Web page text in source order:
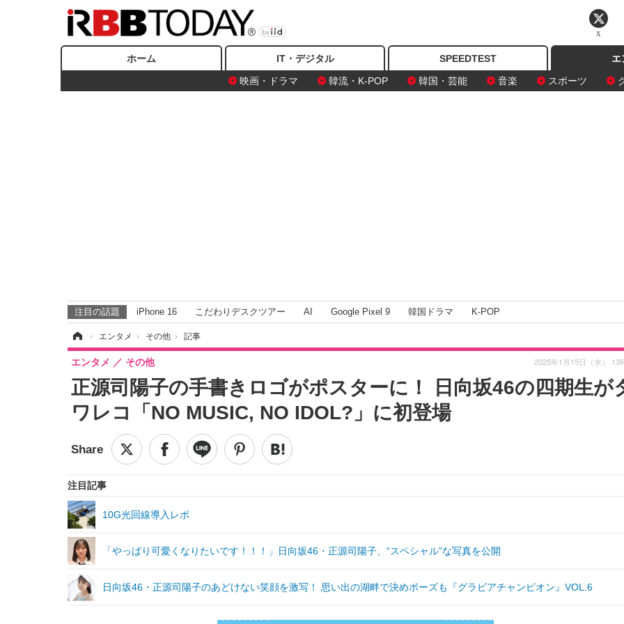
ホーム IT・デジタル SPEEDTEST
エ
映画・ドラマ
韓流・K-POP 韓国・芸能 音楽 スポーツ
注目の話題 iPhone 16 こだわりデスクツアー AI Google Pixel 9 韓国ドラマ K-POP
› エンタメ › その他 › 記事
正源司陽子の手書きロゴがポスターに！ 日向坂46の四期生が
ワレコ「NO MUSIC, NO IDOL?」に初登場
エンタメ その他 2025年1月15日（水） 13
注目記事
10G光回線導入レポ
「やっぱり可愛くなりたいです！！！」日向坂46・正源司陽子、“スペシャル”な写真を公開
日向坂46・正源司陽子のあどけない笑顔を激写！ 思い出の湖畔で決めポーズも『グラビアチャンピオン』VOL.6
X